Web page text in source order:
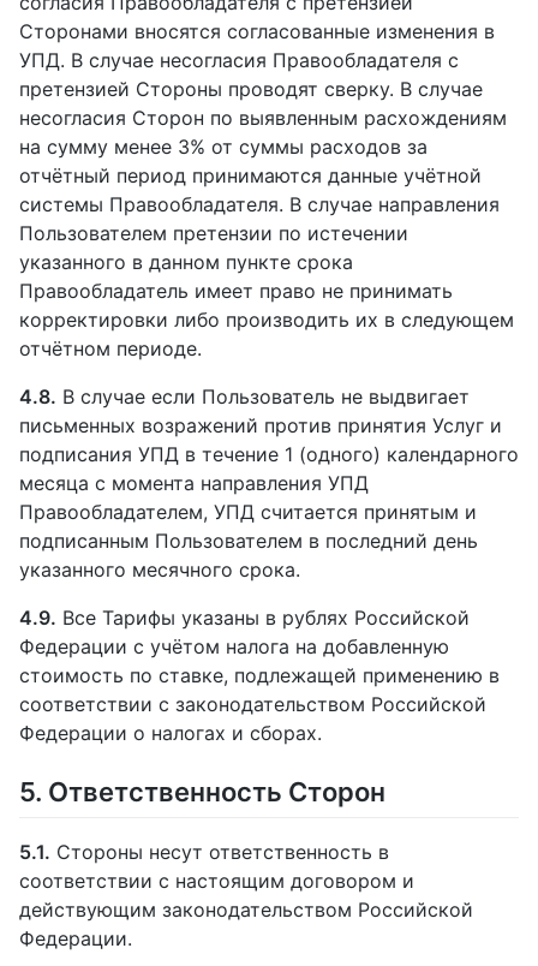
Сторонами вносятся согласованные изменения в
УПД. В случае несогласия Правообладателя с
претензией Стороны проводят сверку. В случае
несогласия Сторон по выявленным расхождениям
на сумму менее 3% от суммы расходов за
отчётный период принимаются данные учётной
системы Правообладателя. В случае направления
Пользователем претензии по истечении
указанного в данном пункте срока
Правообладатель имеет право не принимать
корректировки либо производить их в следующем
отчётном периоде.
4.8. В случае если Пользователь не выдвигает
письменных возражений против принятия Услуг и
подписания УПД в течение 1 (одного) календарного
месяца с момента направления УПД
Правообладателем, УПД считается принятым и
подписанным Пользователем в последний день
указанного месячного срока.
4.9. Все Тарифы указаны в рублях Российской
Федерации с учётом налога на добавленную
стоимость по ставке, подлежащей применению в
соответствии с законодательством Российской
Федерации о налогах и сборах.
5. Ответственность Сторон
5.1. Стороны несут ответственность в
соответствии с настоящим договором и
действующим законодательством Российской
Федерации.